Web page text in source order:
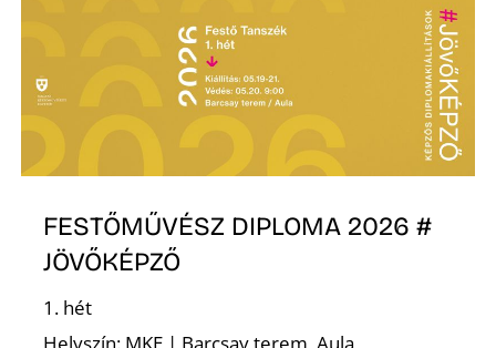
FESTŐMŰVÉSZ DIPLOMA 2026 #
JÖVŐKÉPZŐ
1. hét
Helyszín: MKE | Barcsay terem, Aula